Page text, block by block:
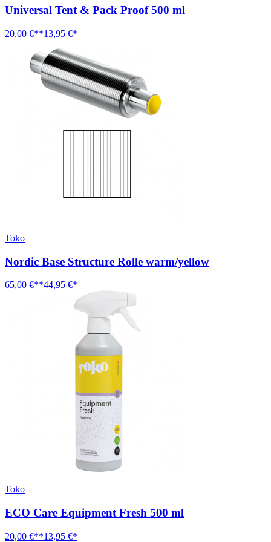
Universal Tent & Pack Proof 500 ml
20,00 €**13,95 €*
Toko
Nordic Base Structure Rolle warm/yellow
65,00 €**44,95 €*
Toko
ECO Care Equipment Fresh 500 ml
20,00 €**13,95 €*